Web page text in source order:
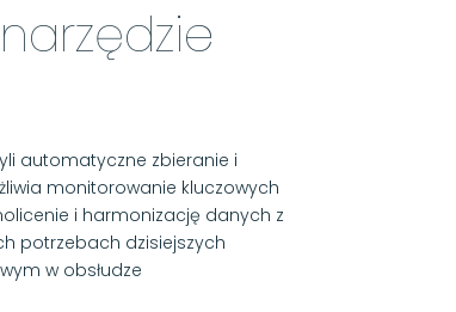
automatyczne zbieranie i
monitorowanie kluczowych
i harmonizację danych z
potrzebach dzisiejszych
w obsłudze